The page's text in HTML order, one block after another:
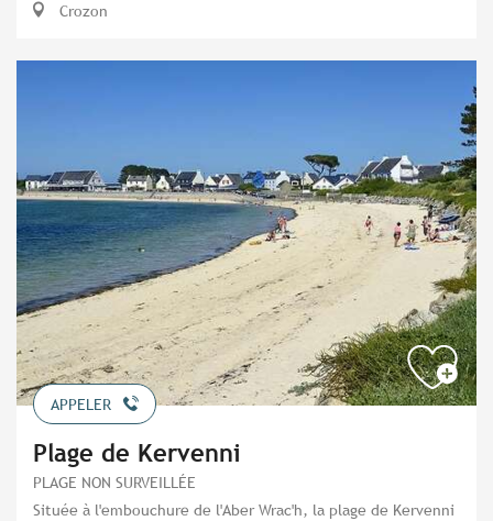
Crozon
APPELER
Plage de Kervenni
PLAGE NON SURVEILLÉE
Située à l'embouchure de l'Aber Wrac'h, la plage de Kervenni